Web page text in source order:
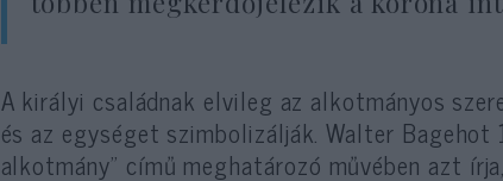
A királyi családnak elvileg az alkotmányos
és az egységet szimbolizálják. Walter Bagehot
alkotmány” című meghatározó művében azt